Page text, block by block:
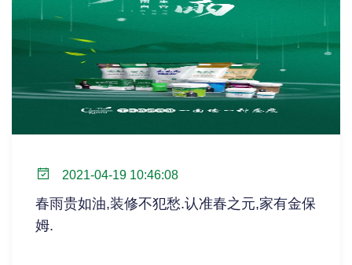
2021-04-19 10:46:08
春雨贵如油,装修不犯愁.认准春之元,家有金保
姆.